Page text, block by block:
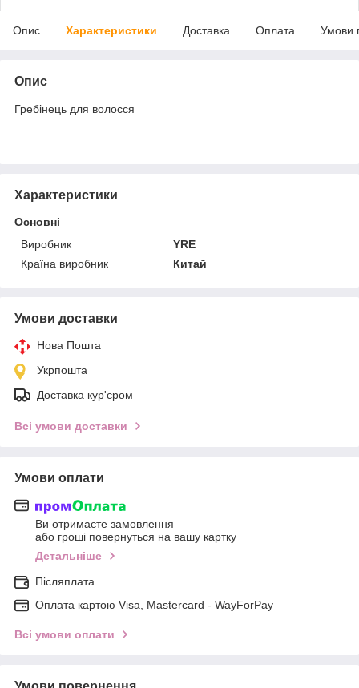
Опис Характеристики Доставка Оплата Умови
Опис
Гребінець для волосся
Характеристики
Основні
Виробник
YRE
Країна виробник
Китай
Умови доставки
Нова Пошта
Укрпошта
Доставка кур'єром
Всі умови доставки
Умови оплати
Ви отримаєте замовлення
або гроші повернуться на вашу картку
Детальніше
Післяплата
Оплата картою Visa, Mastercard - WayForPay
Всі умови оплати